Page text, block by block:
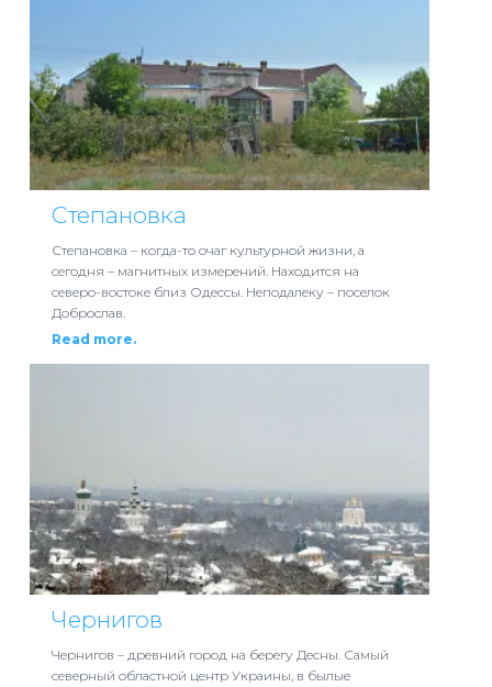
Степановка
Степановка – когда-то очаг культурной жизни, а
сегодня – магнитных измерений. Находится на
северо-востоке близ Одессы. Неподалеку – поселок
Доброслав.
Read more.
Чернигов
Чернигов – древний город на берегу Десны. Самый
северный областной центр Украины, в былые